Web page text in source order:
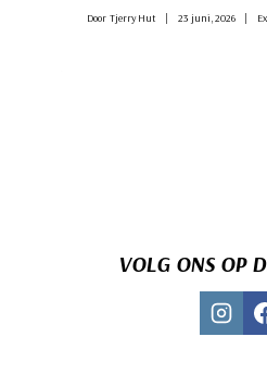
Door Tjerry Hut 23 juni, 2026
VOLG ONS OP